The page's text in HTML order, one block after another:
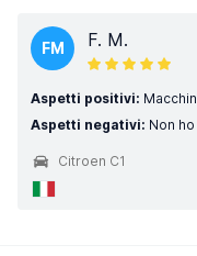
FM F. M.
Aspetti positivi:
Aspetti negativi: Non
Citroen C1